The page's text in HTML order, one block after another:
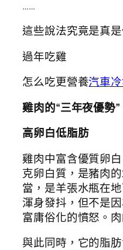
……
這些說法究竟是真是
過年吃雞
怎么吃更營養汽車
雞肉的“三年夜優勢”
高卵白低脂肪
雞肉中富含優質卵
克卵白質，是豬肉
當，是羊張水瓶在
渾身發抖，但不是
富庸俗化的憤怒。
與此同時，它的脂